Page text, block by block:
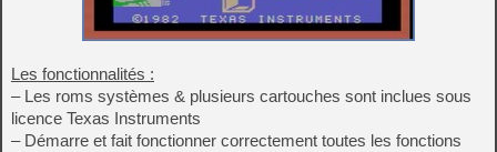
Les fonctionnalités :
– Les roms systèmes & plusieurs cartouches sont inclues sous
licence Texas Instruments
– Démarre et fait fonctionner correctement toutes les fonctions